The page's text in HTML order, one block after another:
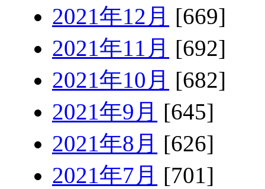
2021年12月 [669]
2021年11月 [692]
2021年10月 [682]
2021年9月 [645]
2021年8月 [626]
2021年7月 [701]